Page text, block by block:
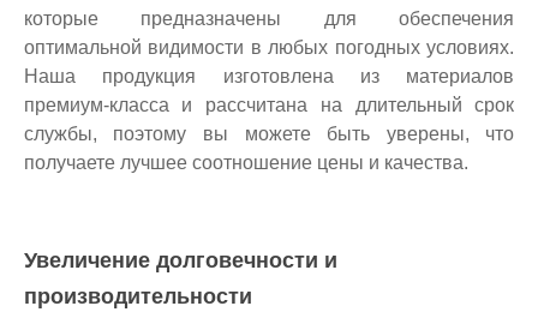
которые предназначены для обеспечения
оптимальной видимости в любых погодных условиях.
Наша продукция изготовлена из материалов
премиум-класса и рассчитана на длительный срок
службы, поэтому вы можете быть уверены, что
получаете лучшее соотношение цены и качества.
Увеличение долговечности и
производительности